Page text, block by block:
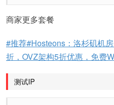
商家更多套餐
#推荐#Hosteons：洛杉矶机
折，OVZ架构5折优惠，免费
测试IP